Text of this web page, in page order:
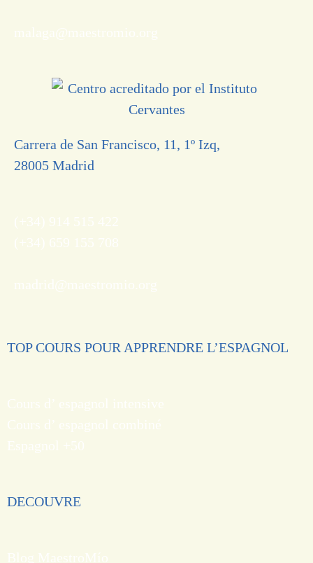
Carrera de San Francisco, 11, 1º Izq,
28005 Madrid
TOP COURS POUR APPRENDRE L’ESPAGNOL
DECOUVRE